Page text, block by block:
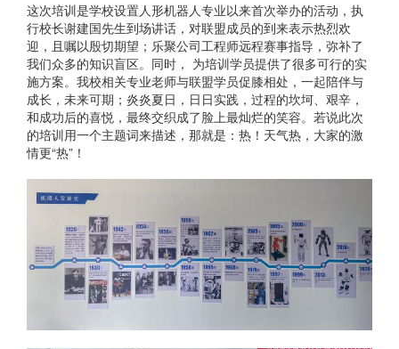
这次培训是学校设置人形机器人专业以来首次举办的活动，执
行校长谢建国先生到场讲话，对联盟成员的到来表示热烈欢
迎，且嘱以殷切期望；乐聚公司工程师远程赛事指导，弥补了
我们众多的知识盲区。同时， 为培训学员提供了很多可行的实
施方案。我校相关专业老师与联盟学员促膝相处，一起陪伴与
成长，未来可期；炎炎夏日，日日实践，过程的坎坷、艰辛，
和成功后的喜悦，最终交织成了脸上最灿烂的笑容。若说此次
的培训用一个主题词来描述，那就是：热！天气热，大家的激
情更“热”！